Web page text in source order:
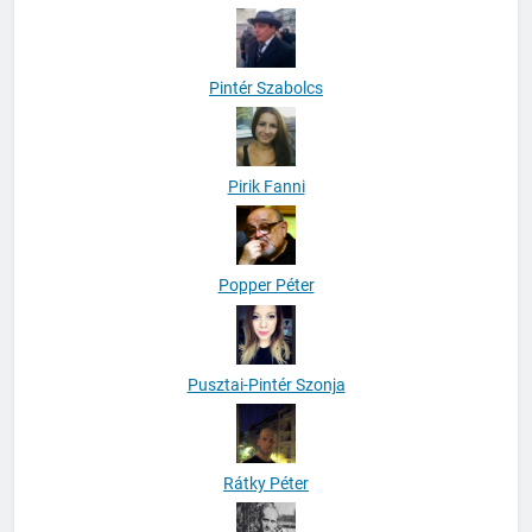
Pintér Szabolcs
Pirik Fanni
Popper Péter
Pusztai-Pintér Szonja
Rátky Péter